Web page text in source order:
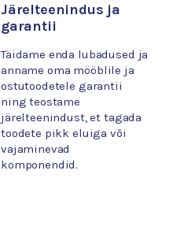
Järelteenindus ja
garantii
Täidame enda lubadused ja
anname oma mööblile ja
ostutoodetele garantii
ning teostame
järelteenindust, et tagada
toodete pikk eluiga või
vajaminevad
komponendid.